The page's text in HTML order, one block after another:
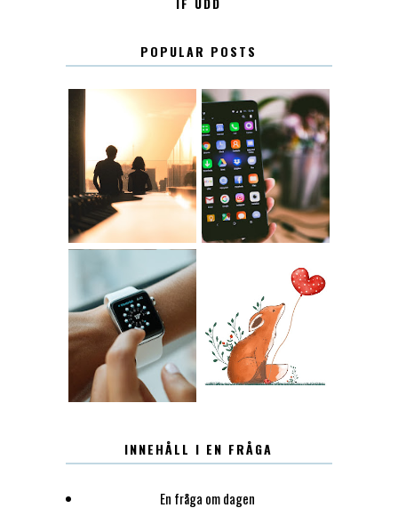
POPULAR POSTS
KONTAKT KONTAKTLISTA
12.30 LUGN
INNEHÅLL I EN FRÅGA
En fråga om dagen